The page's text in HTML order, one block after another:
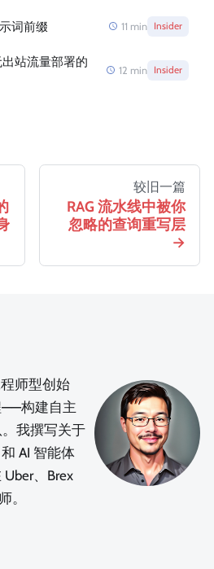
词前缀 11 min Insider
站流量部署的
12 min Insider
较旧一篇
RAG 流水线中被你
忽略的查询重写层
师型创始
——构建自主
我撰写关于
AI 智能体
、Brex
。